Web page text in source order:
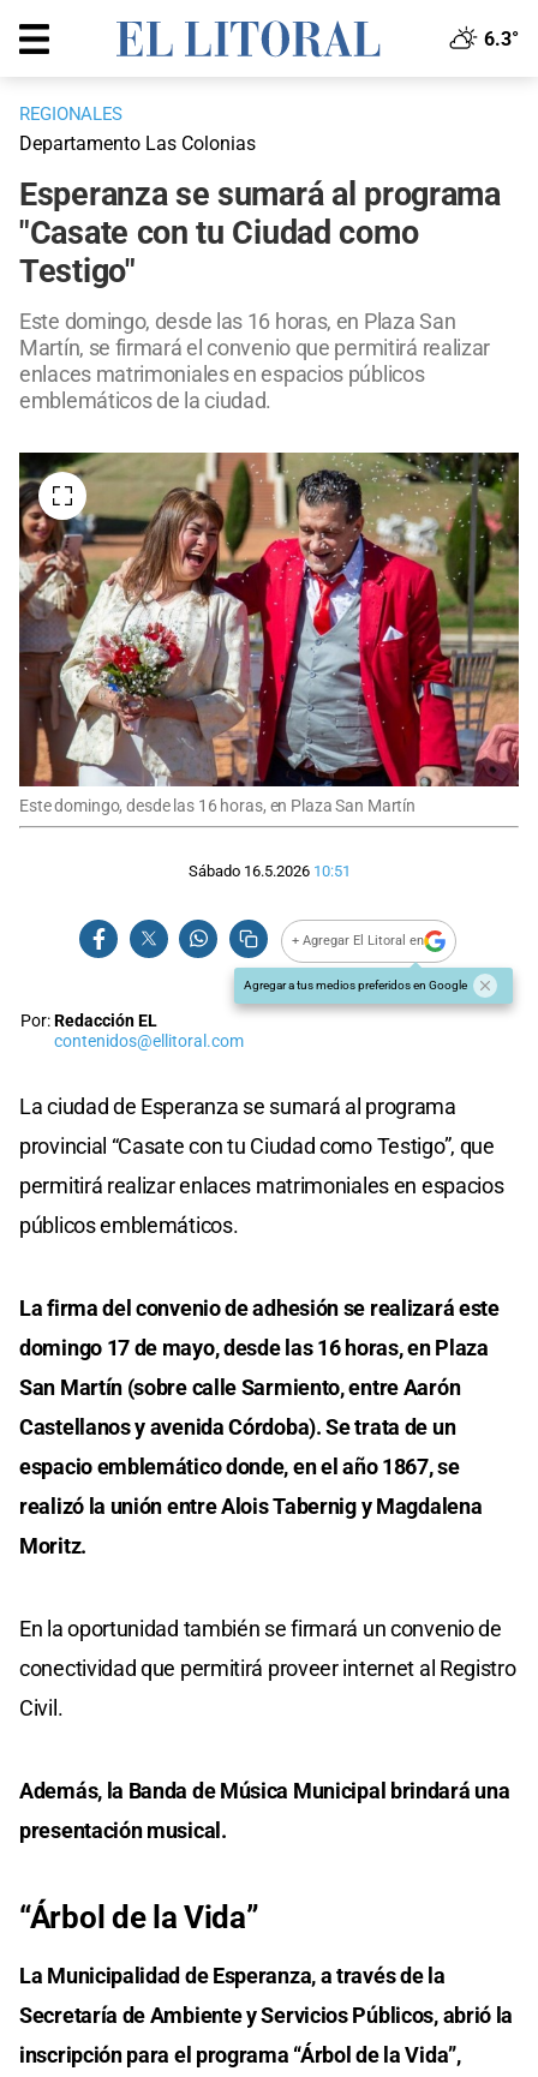
6.3°
REGIONALES
Departamento Las Colonias
Esperanza se sumará al programa
"Casate con tu Ciudad como
Testigo"
Este domingo, desde las 16 horas, en Plaza San
Martín, se firmará el convenio que permitirá realizar
enlaces matrimoniales en espacios públicos
emblemáticos de la ciudad.
Este domingo, desde las 16 horas, en Plaza San Martín
Sábado 16.5.2026 10:51
+ Agregar El Litoral en
Agregar a tus medios preferidos en Google
Por:Redacción EL
contenidos@ellitoral.com
La ciudad de Esperanza se sumará al programa
provincial “Casate con tu Ciudad como Testigo”, que
permitirá realizar enlaces matrimoniales en espacios
públicos emblemáticos.
La firma del convenio de adhesión se realizará este
domingo 17 de mayo, desde las 16 horas, en Plaza
San Martín (sobre calle Sarmiento, entre Aarón
Castellanos y avenida Córdoba). Se trata de un
espacio emblemático donde, en el año 1867, se
realizó la unión entre Alois Tabernig y Magdalena
Moritz.
En la oportunidad también se firmará un convenio de
conectividad que permitirá proveer internet al Registro
Civil.
Además, la Banda de Música Municipal brindará una
presentación musical.
“Árbol de la Vida”
La Municipalidad de Esperanza, a través de la
Secretaría de Ambiente y Servicios Públicos, abrió la
inscripción para el programa “Árbol de la Vida”,